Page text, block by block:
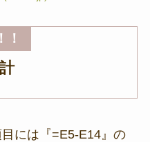
！
には『=E5-E14』の